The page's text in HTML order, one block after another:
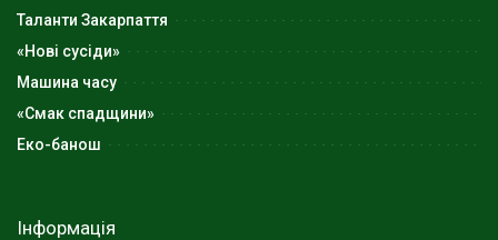
Таланти Закарпаття
«Нові сусіди»
Машина часу
«Смак спадщини»
Еко-банош
Інформація